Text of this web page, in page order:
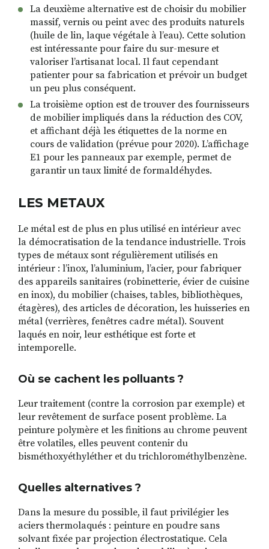
La deuxième alternative est de choisir du mobilier
massif, vernis ou peint avec des produits naturels
(huile de lin, laque végétale à l’eau). Cette solution
est intéressante pour faire du sur-mesure et
valoriser l’artisanat local. Il faut cependant
patienter pour sa fabrication et prévoir un budget
un peu plus conséquent.
La troisième option est de trouver des fournisseurs
de mobilier impliqués dans la réduction des COV,
et affichant déjà les étiquettes de la norme en
cours de validation (prévue pour 2020). L’affichage
E1 pour les panneaux par exemple, permet de
garantir un taux limité de formaldéhydes.
LES METAUX
Le métal est de plus en plus utilisé en intérieur avec
la démocratisation de la tendance industrielle. Trois
types de métaux sont régulièrement utilisés en
intérieur : l’inox, l’aluminium, l’acier, pour fabriquer
des appareils sanitaires (robinetterie, évier de cuisine
en inox), du mobilier (chaises, tables, bibliothèques,
étagères), des articles de décoration, les huisseries en
métal (verrières, fenêtres cadre métal). Souvent
laqués en noir, leur esthétique est forte et
intemporelle.
Où se cachent les polluants ?
Leur traitement (contre la corrosion par exemple) et
leur revêtement de surface posent problème. La
peinture polymère et les finitions au chrome peuvent
être volatiles, elles peuvent contenir du
bisméthoxyéthyléther et du trichlorométhylbenzène.
Quelles alternatives ?
Dans la mesure du possible, il faut privilégier les
aciers thermolaqués : peinture en poudre sans
solvant fixée par projection électrostatique. Cela